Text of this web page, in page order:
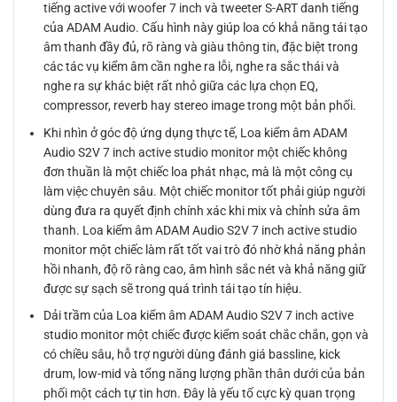
tiếng active với woofer 7 inch và tweeter S-ART danh tiếng
của ADAM Audio. Cấu hình này giúp loa có khả năng tái tạo
âm thanh đầy đủ, rõ ràng và giàu thông tin, đặc biệt trong
các tác vụ kiểm âm cần nghe ra lỗi, nghe ra sắc thái và
nghe ra sự khác biệt rất nhỏ giữa các lựa chọn EQ,
compressor, reverb hay stereo image trong một bản phối.
Khi nhìn ở góc độ ứng dụng thực tế, Loa kiểm âm ADAM
Audio S2V 7 inch active studio monitor một chiếc không
đơn thuần là một chiếc loa phát nhạc, mà là một công cụ
làm việc chuyên sâu. Một chiếc monitor tốt phải giúp người
dùng đưa ra quyết định chính xác khi mix và chỉnh sửa âm
thanh. Loa kiểm âm ADAM Audio S2V 7 inch active studio
monitor một chiếc làm rất tốt vai trò đó nhờ khả năng phản
hồi nhanh, độ rõ ràng cao, âm hình sắc nét và khả năng giữ
được sự sạch sẽ trong quá trình tái tạo tín hiệu.
Dải trầm của Loa kiểm âm ADAM Audio S2V 7 inch active
studio monitor một chiếc được kiểm soát chắc chắn, gọn và
có chiều sâu, hỗ trợ người dùng đánh giá bassline, kick
drum, low-mid và tổng năng lượng phần thân dưới của bản
phối một cách tự tin hơn. Đây là yếu tố cực kỳ quan trọng